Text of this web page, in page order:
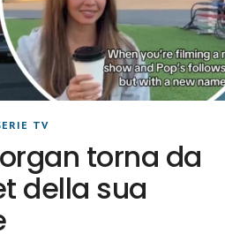
TV
torna da
della sua